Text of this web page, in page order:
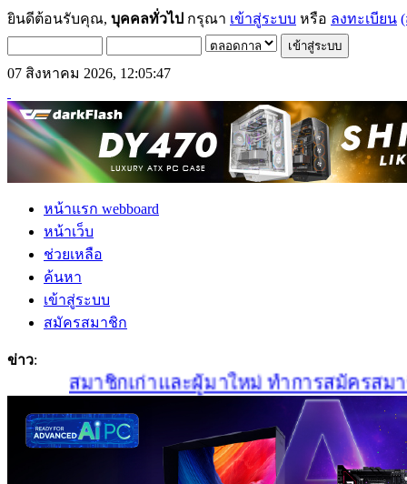
ยินดีต้อนรับคุณ, บุคคลทั่วไป กรุณา เข้าสู่ระบบ หรือ ลงทะเบียน
07 สิงหาคม 2026, 12:05:47
หน้าแรก webboard
หน้าเว็บ
ช่วยเหลือ
ค้นหา
เข้าสู่ระบบ
สมัครสมาชิก
ข่าว:
สมาชิกเก่าและผู้มาใหม่ ทำการสมัครสมา